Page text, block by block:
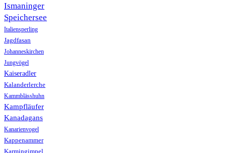
Ismaninger
Speichersee
Italiensperling
Jagdfasan
Johanneskirchen
Jungvögel
Kaiseradler
Kalanderlerche
Kammblässhuhn
Kampfläufer
Kanadagans
Kanarienvogel
Kappenammer
Karmingimpel